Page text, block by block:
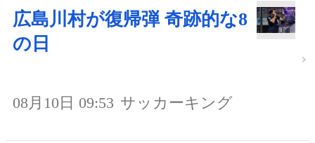
広島川村が復帰弾 奇跡的な8
の日
08月10日 09:53 サッカーキング